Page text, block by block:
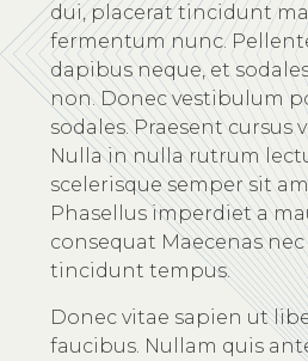
dui, placerat tincidunt
fermentum nunc.
dapibus neque, et
non. Donec vestibulum
sodales. Praesent cursus
Nulla in nulla rutrum
scelerisque semper sit
Phasellus imperdiet a
consequat Maecenas
tincidunt tempus.
Donec vitae sapien ut
faucibus. Nullam quis